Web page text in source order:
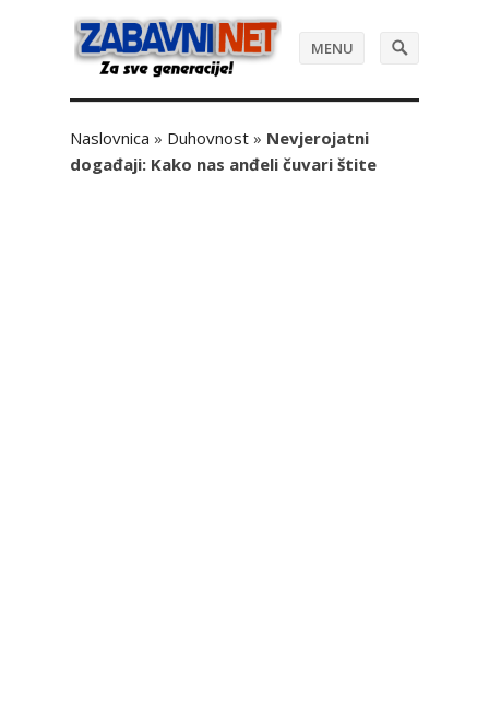
MENU
Naslovnica » Duhovnost » Nevjerojatni
događaji: Kako nas anđeli čuvari štite